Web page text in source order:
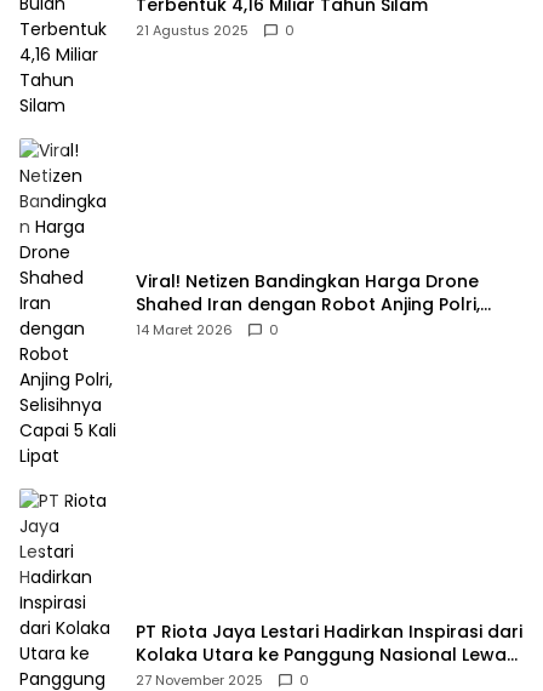
21 Agustus 2025 0
Viral! Netizen Bandingkan Harga Drone
Shahed Iran dengan Robot Anjing Polri,
Selisihnya Capai 5 Kali Lipat
14 Maret 2026 0
PT Riota Jaya Lestari Hadirkan Inspirasi dari
Kolaka Utara ke Panggung Nasional Lewat
Dua Penghargaan Bergengsi
27 November 2025 0